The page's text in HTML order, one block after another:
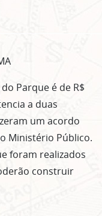
Parque é de R$
a duas
um acordo
Ministério Público.
foram realizados
construir